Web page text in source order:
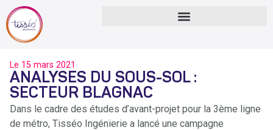
Le 15 mars 2021
ANALYSES DU SOUS-SOL :
SECTEUR BLAGNAC
Dans le cadre des études d’avant-projet pour la 3ème ligne
de métro, Tisséo Ingénierie a lancé une campagne